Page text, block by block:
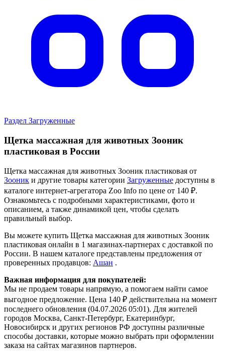
Раздел Загруженные
Щетка массажная для животных Зооник
пластиковая в России
Щетка массажная для животных Зооник пластиковая от
Зооник и другие товары категории Загруженные доступны в
каталоге интернет-агрегатора Zoo Info по цене от 140 ₽.
Ознакомьтесь с подробными характеристиками, фото и
описанием, а также динамикой цен, чтобы сделать
правильный выбор.
Вы можете купить Щетка массажная для животных Зооник
пластиковая онлайн в 1 магазинах-партнерах с доставкой по
России. В нашем каталоге представлены предложения от
проверенных продавцов: Ашан .
Важная информация для покупателей:
Мы не продаем товары напрямую, а помогаем найти самое
выгодное предложение. Цена 140 ₽ действительна на момент
последнего обновления (04.07.2026 05:01). Для жителей
городов Москва, Санкт-Петербург, Екатеринбург,
Новосибирск и других регионов РФ доступны различные
способы доставки, которые можно выбрать при оформлении
заказа на сайтах магазинов партнеров.